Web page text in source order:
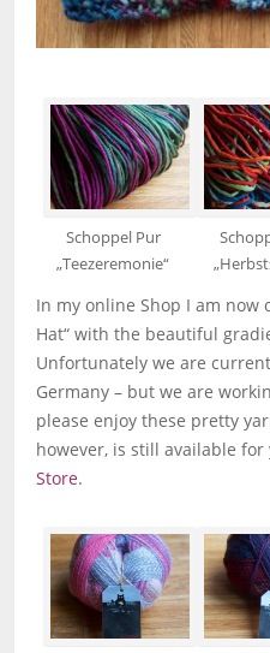
Schoppel Pur
„Teezeremonie“
In my online Shop I am now
Hat“ with the beautiful
Unfortunately we are
Germany – but we are
please enjoy these pretty
however, is still available for
Store.